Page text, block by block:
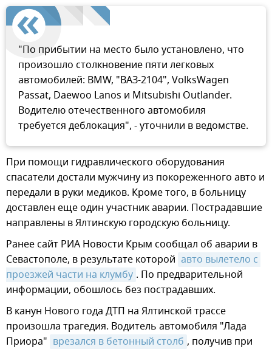
"По прибытии на место было установлено, что
произошло столкновение пяти легковых
автомобилей: BMW, "ВАЗ-2104", VolksWagen
Passat, Daewoo Lanos и Mitsubishi Outlander.
Водителю отечественного автомобиля
требуется деблокация", - уточнили в ведомстве.
При помощи гидравлического оборудования
спасатели достали мужчину из покореженного авто и
передали в руки медиков. Кроме того, в больницу
доставлен еще один участник аварии. Пострадавшие
направлены в Ялтинскую городскую больницу.
Ранее сайт РИА Новости Крым сообщал об аварии в
Севастополе, в результате которой авто вылетело с
проезжей части на клумбу . По предварительной
информации, обошлось без пострадавших.
В канун Нового года ДТП на Ялтинской трассе
произошла трагедия. Водитель автомобиля "Лада
Приора" врезался в бетонный столб , получив при